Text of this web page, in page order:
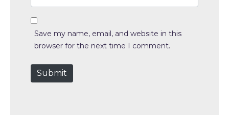
*
e
b
e
Save my name, email, and website in this
browser for the next time I comment.
Submit